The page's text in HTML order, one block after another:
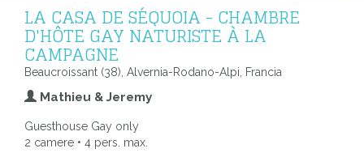
LA CASA DE SÉQUOIA - CHAMBRE
D'HÔTE GAY NATURISTE À LA
CAMPAGNE
Beaucroissant (38), Alvernia-Rodano-Alpi, Francia
Mathieu & Jeremy
Guesthouse Gay only
2 camere • 4 pers. max.